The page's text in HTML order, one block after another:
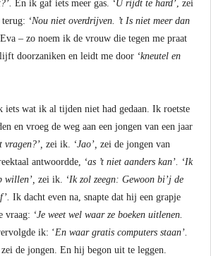
En ik gaf iets meer gas. ‘U rijdt te hard’, zei
‘Nou niet overdrijven. ’t Is niet meer dan
– zo noem ik de vrouw die tegen me praat
doorzaniken en leidt me door ‘kneutel en
iets wat ik al tijden niet had gedaan. Ik roetste
en vroeg de weg aan een jongen van een jaar
vragen?’, zei ik. ‘Jao’, zei de jongen van
antwoordde, ‘as ’t niet aanders kan’. ‘Ik
willen’, zei ik. ‘Ik zol zeegn: Gewoon bi’j de
Ik dacht even na, snapte dat hij een grapje
vraag: ‘Je weet wel waar ze boeken uitlenen.
ik: ‘En waar gratis computers staan’.
zei de jongen. En hij begon uit te leggen.